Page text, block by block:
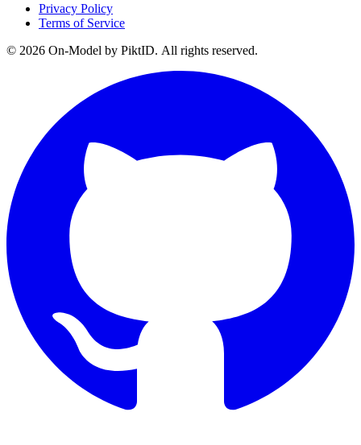
Privacy Policy
Terms of Service
© 2026 On-Model by PiktID. All rights reserved.